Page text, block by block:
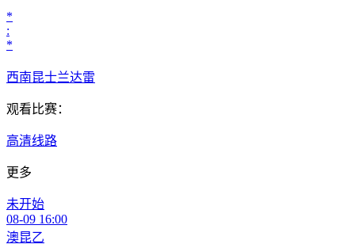
*
:
*
西南昆士兰达雷
观看比赛：
高清线路
更多
未开始
08-09 16:00
澳昆乙